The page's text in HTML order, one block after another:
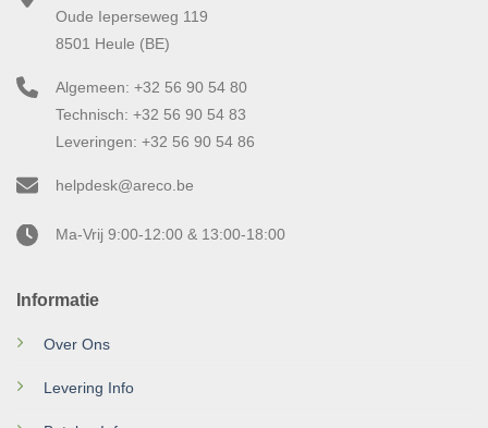
Informatie
Over Ons
Levering Info
Oude Ieperseweg 119
8501 Heule (BE)
Algemeen: +32 56 90 54 80
Technisch: +32 56 90 54 83
Leveringen: +32 56 90 54 86
helpdesk@areco.be
Ma-Vrij 9:00-12:00 & 13:00-18:00